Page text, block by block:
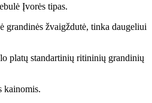
Įvorės tipas.
žvaigždutė, tinka daugeliui
platų standartinių ritininių grandinių
kainomis.